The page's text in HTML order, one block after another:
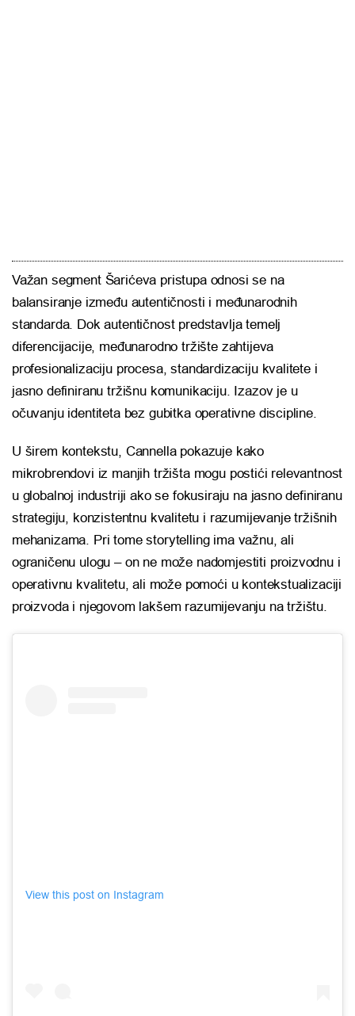
Važan segment Šarićeva pristupa odnosi se na
balansiranje između autentičnosti i međunarodnih
standarda. Dok autentičnost predstavlja temelj
diferencijacije, međunarodno tržište zahtijeva
profesionalizaciju procesa, standardizaciju kvalitete i
jasno definiranu tržišnu komunikaciju. Izazov je u
očuvanju identiteta bez gubitka operativne discipline.
U širem kontekstu, Cannella pokazuje kako
mikrobrendovi iz manjih tržišta mogu postići relevantnost
u globalnoj industriji ako se fokusiraju na jasno definiranu
strategiju, konzistentnu kvalitetu i razumijevanje tržišnih
mehanizama. Pri tome storytelling ima važnu, ali
ograničenu ulogu – on ne može nadomjestiti proizvodnu i
operativnu kvalitetu, ali može pomoći u kontekstualizaciji
proizvoda i njegovom lakšem razumijevanju na tržištu.
View this post on Instagram